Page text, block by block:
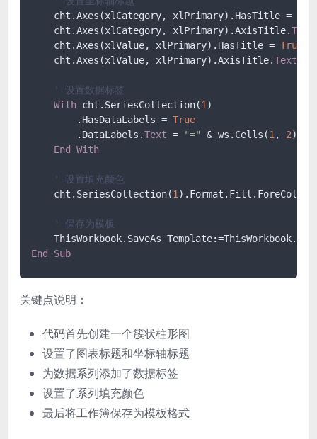
    cht.Axes(xlCategory, xlPrimary).HasTitle =
    cht.Axes(xlCategory, xlPrimary).AxisTitle.
Text
    cht.Axes(xlValue, xlPrimary).HasTitle =
True
    cht.Axes(xlValue, xlPrimary).AxisTitle.
Text
' 设置数据标签
With cht.SeriesCollection(1 )
        .HasDataLabels =
True
        .DataLabels.
Text = "=" & ws.Cells(1 , 2)
End
With
' 设置填充颜色
    cht.SeriesCollection(
1
' 保存为模板
End Sub
关键点说明：
代码首先创建一个簇状柱形图
设置了图表标题和坐标轴标题
为数据系列添加了数据标签
设置了系列填充颜色
最后将工作簿保存为模板格式